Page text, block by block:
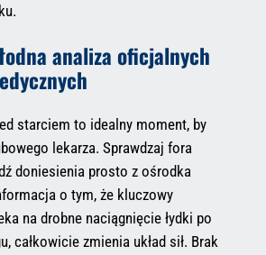
analiza oficjalnych
starciem to idealny moment, by
lekarza. Sprawdzaj fora
doniesienia prosto z ośrodka
o tym, że kluczowy
na drobne naciągnięcie łydki po
całkowicie zmienia układ sił. Brak